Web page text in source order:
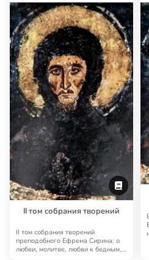
II том собрания творений
II том собрания творений
преподобного Ефрема Сирина: о
любви, молитве, любви к бедным,